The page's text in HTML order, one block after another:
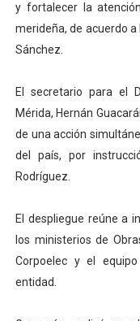
Inicia el plan
y fortalecer la
merideña, de acuerdo
Sánchez.
El secretario para el
Mérida, Hernán
de una acción
del país, por
Rodríguez.
El despliegue reúne a
los ministerios de
Corpoelec y el
entidad.